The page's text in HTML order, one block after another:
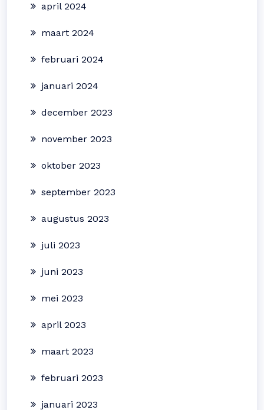
april 2024
maart 2024
februari 2024
januari 2024
december 2023
november 2023
oktober 2023
september 2023
augustus 2023
juli 2023
juni 2023
mei 2023
april 2023
maart 2023
februari 2023
januari 2023